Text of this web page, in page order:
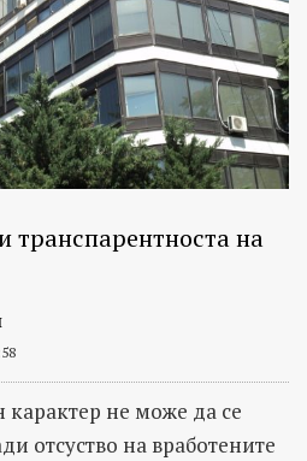
транспарентноста на
не може да се
отсуство на вработените